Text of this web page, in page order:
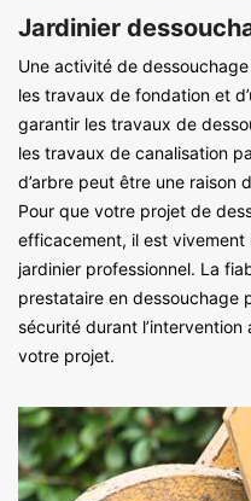
Jardinier
Une activité de
les travaux de fondation et
garantir les travaux de
les travaux de canalisation
d’arbre peut être une raison
Pour que votre projet de
efficacement, il est
jardinier professionnel. La
prestataire en dessouchage
sécurité durant l’intervention
votre projet.